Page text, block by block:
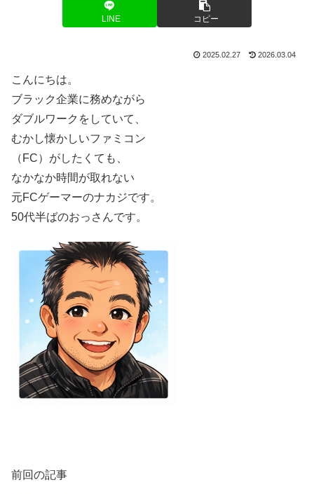
LINE コピー
2025.02.27 2026.03.04
こんにちは。
ブラック企業に務めながら
ダブルワークをしていて、
むかし懐かしいファミコン
（FC）がしたくても、
なかなか時間が取れない
元FCゲーマーのナカジです。
50代半ばのおっさんです。
前回の記事